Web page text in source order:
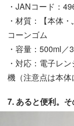
・JANコード：
・材質：【本体
コーンゴム
・容量：500ml／
・対応：電子レ
機（注意点は本体
7. あると便利。